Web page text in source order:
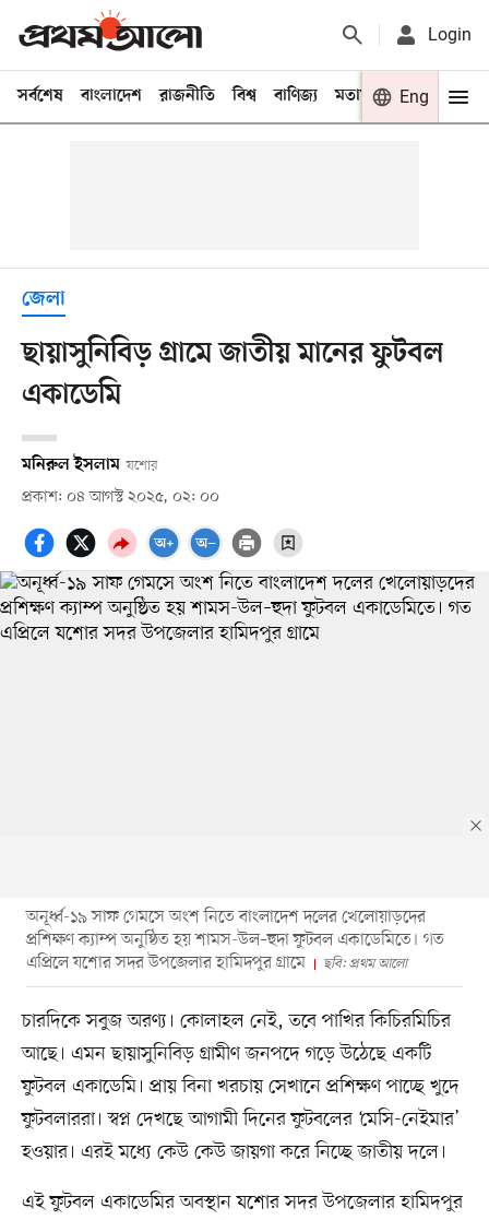
Login
সর্বশেষ বাংলাদেশ রাজনীতি বিশ্ব বাণিজ্য মতামত খেলা
Eng
জেলা
ছায়াসুনিবিড় গ্রামে জাতীয় মানের ফুটবল
একাডেমি
মনিরুল ইসলাম যশোর
প্রকাশ: ০৪ আগস্ট ২০২৫, ০২: ০০
অনূর্ধ্ব-১৯ সাফ গেমসে অংশ নিতে বাংলাদেশ দলের খেলোয়াড়দের
প্রশিক্ষণ ক্যাম্প অনুষ্ঠিত হয় শামস-উল–হুদা ফুটবল একাডেমিতে। গত
এপ্রিলে যশোর সদর উপজেলার হামিদপুর গ্রামে
ছবি: প্রথম আলো
চারদিকে সবুজ অরণ্য। কোলাহল নেই, তবে পাখির কিচিরমিচির
আছে। এমন ছায়াসুনিবিড় গ্রামীণ জনপদে গড়ে উঠেছে একটি
ফুটবল একাডেমি। প্রায় বিনা খরচায় সেখানে প্রশিক্ষণ পাচ্ছে খুদে
ফুটবলাররা। স্বপ্ন দেখছে আগামী দিনের ফুটবলের ‘মেসি-নেইমার’
হওয়ার। এরই মধ্যে কেউ কেউ জায়গা করে নিচ্ছে জাতীয় দলে।
এই ফুটবল একাডেমির অবস্থান যশোর সদর উপজেলার হামিদপুর